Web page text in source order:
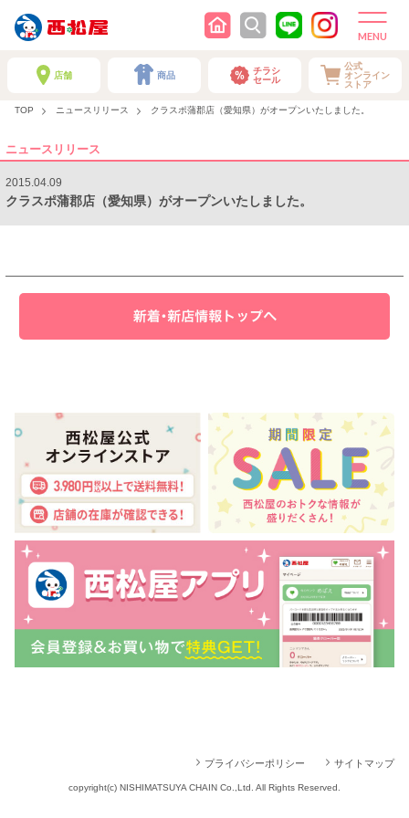
店舗 商品
チラシ
セール
公式
オンライン
ストア
TOP ニュースリリース クラスポ蒲郡店（愛知県）がオープンいたしました。
ニュースリリース
2015.04.09
クラスポ蒲郡店（愛知県）がオープンいたしました。
プライバシーポリシー サイトマップ
copyright(c) NISHIMATSUYA CHAIN Co.,Ltd. All Rights Reserved.